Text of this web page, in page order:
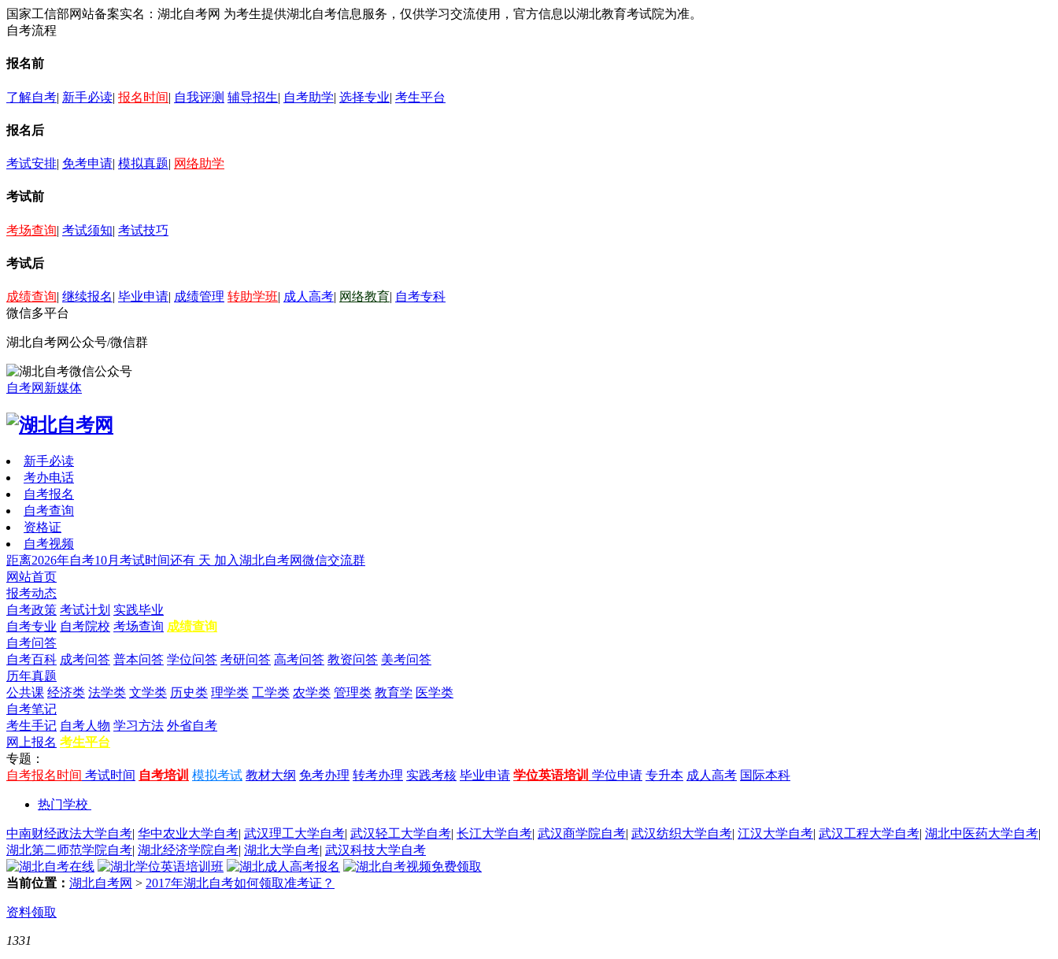
国家工信部网站备案实名：湖北自考网 为考生提供湖北自考信息服务，仅供学习交流使用，官方信息以湖北教育考试院为准。
自考流程
报名前
了解自考| 新手必读| 报名时间| 自我评测 辅导招生| 自考助学| 选择专业| 考生平台
报名后
考试安排| 免考申请| 模拟真题| 网络助学
考试前
考场查询| 考试须知| 考试技巧
考试后
成绩查询| 继续报名| 毕业申请| 成绩管理 转助学班| 成人高考| 网络教育| 自考专科
微信多平台
湖北自考网公众号/微信群
自考网新媒体
新手必读
考办电话
自考报名
自考查询
资格证
自考视频
距离2026年自考10月考试时间还有 天 加入湖北自考网微信交流群
网站首页
报考动态
自考政策 考试计划 实践毕业
自考专业 自考院校 考场查询 成绩查询
自考问答
自考百科 成考问答 普本问答 学位问答 考研问答 高考问答 教资问答 美考问答
历年真题
公共课 经济类 法学类 文学类 历史类 理学类 工学类 农学类 管理类 教育学 医学类
自考笔记
考生手记 自考人物 学习方法 外省自考
网上报名 考生平台
专题：
自考报名时间 考试时间 自考培训 模拟考试 教材大纲 免考办理 转考办理 实践考核 毕业申请 学位英语培训 学位申请 专升本 成人高考 国际本科
热门学校
中南财经政法大学自考| 华中农业大学自考| 武汉理工大学自考| 武汉轻工大学自考| 长江大学自考| 武汉商学院自考| 武汉纺织大学自考| 江汉大学自考| 武汉工程大学自考| 湖北中医药大学自考|
湖北第二师范学院自考| 湖北经济学院自考| 湖北大学自考| 武汉科技大学自考
当前位置： 湖北自考网 > 2017年湖北自考如何领取准考证？
资料领取
1331